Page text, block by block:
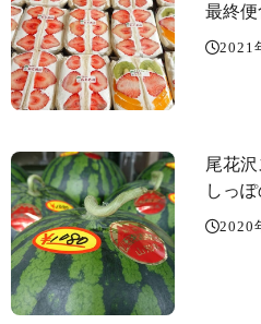
行中
い得～️
最終便
2021
尾花
しっ
2020